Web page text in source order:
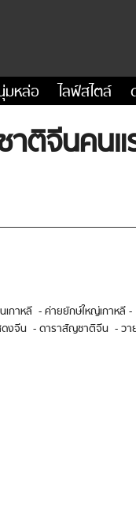
มหล่อ ไลฟ์สไตล์
ติจีนคนแ